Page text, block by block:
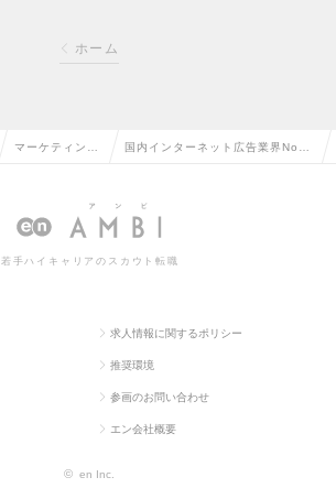
ホーム
マーケティング
ebプランナー
国内インターネット広告業界No1
戦略立案からプランニングを担当
若手ハイキャリアのスカウト転職
求人情報に関するポリシー
推奨環境
参画のお問い合わせ
エン会社概要
© en Inc.